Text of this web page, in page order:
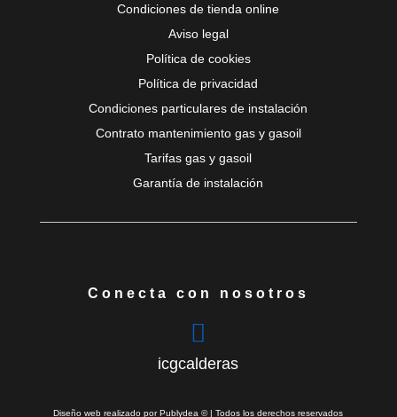
Condiciones de tienda online
Aviso legal
Política de cookies
Política de privacidad
Condiciones particulares de instalación
Contrato mantenimiento gas y gasoil
Tarifas gas y gasoil
Garantía de instalación
Conecta con nosotros

icgcalderas
Diseño web realizado porPublydea © | Todos los derechos reservados